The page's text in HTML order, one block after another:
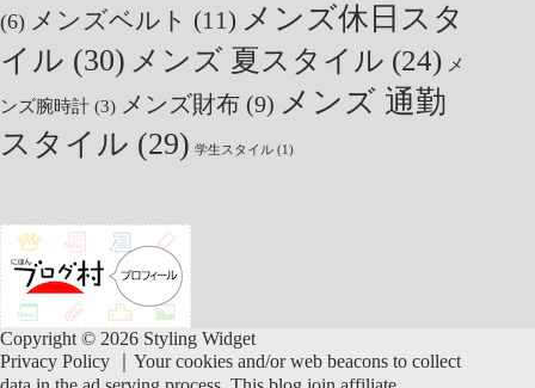
(6) メンズベルト (11) メンズ休日スタ
イル (30) メンズ 夏スタイル (24) メ
ンズ腕時計 (3) メンズ財布 (9) メンズ 通勤
スタイル (29) 学生スタイル (1)
Copyright © 2026 Styling Widget
Privacy Policy ｜Your cookies and/or web beacons to collect